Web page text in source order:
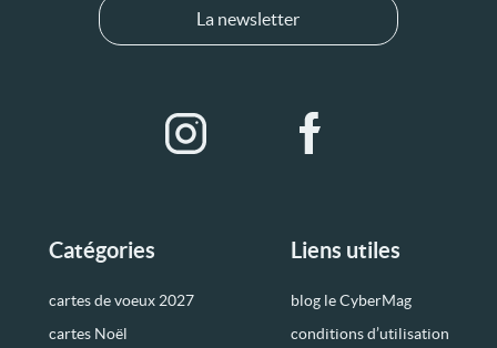
Catégories
cartes de voeux 2027
cartes Noël
Liens utiles
blog le CyberMag
conditions d’utilisation
La newsletter